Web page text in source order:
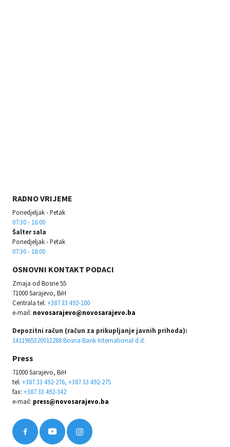
RADNO VRIJEME
Ponedjeljak - Petak
07:30 - 16:00
Šalter sala
Ponedjeljak - Petak
07:30 - 18:00
OSNOVNI KONTAKT PODACI
Zmaja od Bosne 55
71000 Sarajevo, BiH
Centrala tel: +387 33 492-100
e-mail: novosarajevo@novosarajevo.ba
Depozitni račun (račun za prikupljanje javnih prihoda):
1411965320011288 Bosna Bank International d.d.
Press
71000 Sarajevo, BiH
tel: +387 33 492-276, +387 33 492-275
fax: +387 33 492-342
e-mail: press@novosarajevo.ba